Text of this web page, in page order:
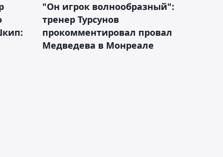
"Он игрок волнообразный":
тренер Турсунов
прокомментировал провал
Медведева в Монреале